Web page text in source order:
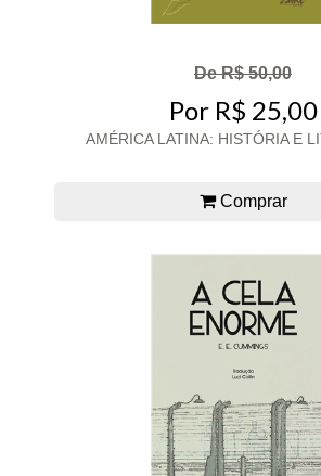
De R$ 50,00
Por R$ 25,00
AMÉRICA LATINA: HISTÓRIA E
Comprar